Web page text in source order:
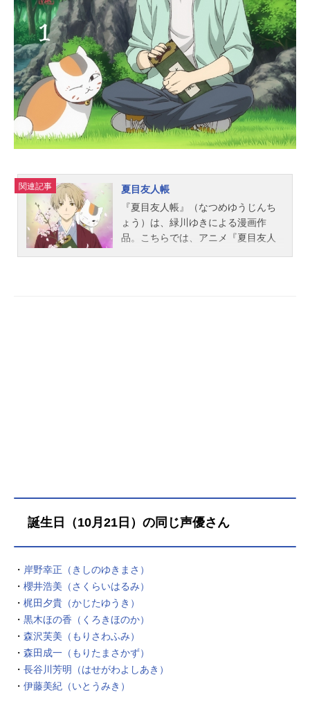
生：大原さやかスタッフ監督：ユキ
ヒロマツシタシリーズ構成：吉田玲
子キャラクターデザイン：松島晃美
術：ビックスタジオ音響監督：岩浪
美和アニメーション制作：スタジオ
ディーン主題歌OP：「pastelpure」
ED：「SonataBlue」公開開始年＆季
節2004冬アニメ(C)今野緒雪／集英
社・山百合会・テレビ東京『マリア
様がみてる』公式サイト&nbsp...
関連記事
夏目友人帳
『夏目友人帳』（なつめゆうじんち
ょう）は、緑川ゆきによる漫画作
品。こちらでは、アニメ『夏目友人
誕生日（10月21日）の同じ声優さん
・ 岸野幸正（きしのゆきまさ）
・ 櫻井浩美（さくらいはるみ）
・ 梶田夕貴（かじたゆうき）
・ 黒木ほの香（くろきほのか）
・ 森沢芙美（もりさわふみ）
・ 森田成一（もりたまさかず）
・ 長谷川芳明（はせがわよしあき）
・ 伊藤美紀（いとうみき）